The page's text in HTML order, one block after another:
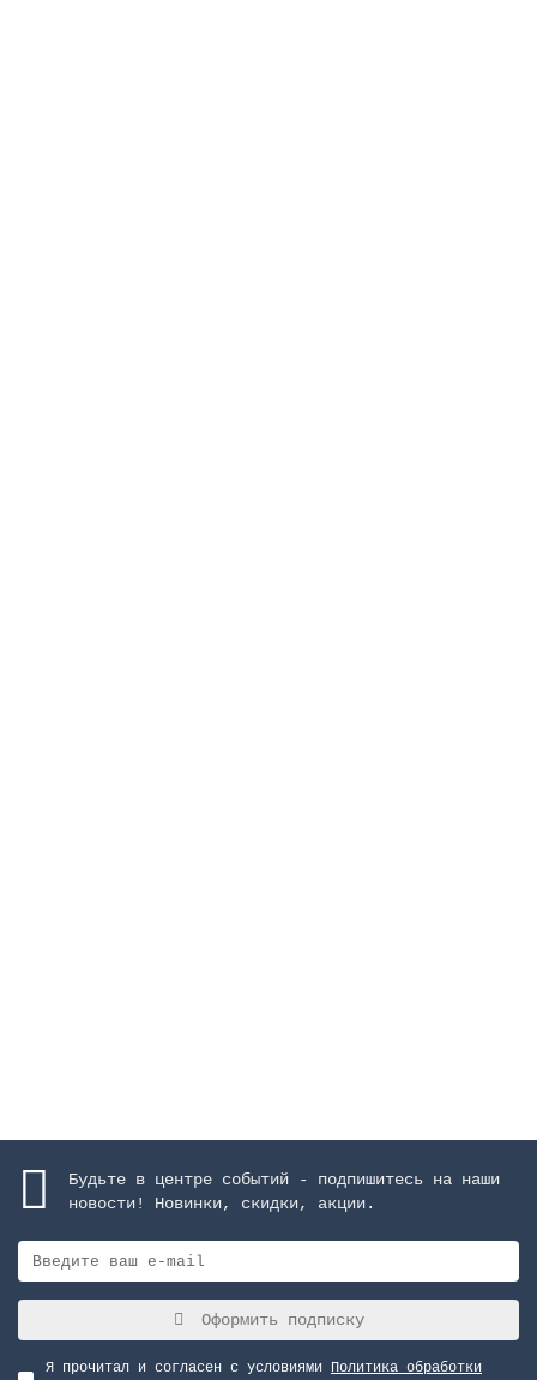
Будьте в центре событий - подпишитесь на наши
новости! Новинки, скидки, акции.
Оформить подписку
Я прочитал и согласен с условиями Политика обработки